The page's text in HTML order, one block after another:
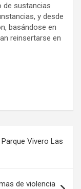
de sustancias
y desde
basándose en
reinsertarse en
Vivero Las
de violencia